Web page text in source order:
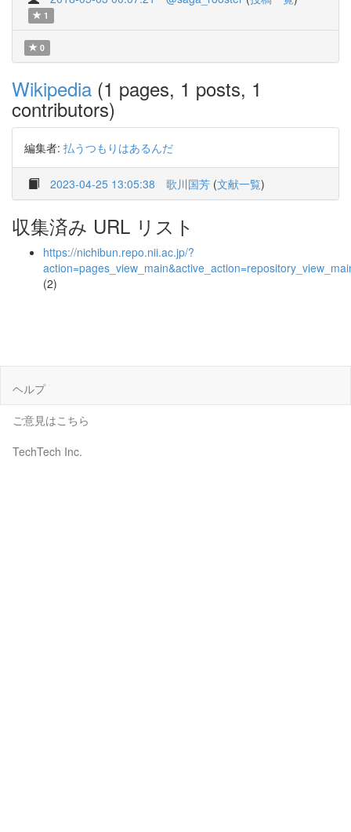
1
0
Wikipedia (1 pages, 1 posts, 1
contributors)
編集者: 払うつもりはあるんだ
2023-04-25 13:05:38 歌川国芳 (文献一覧)
収集済み URL リスト
https://nichibun.repo.nii.ac.jp/?
(2)
ヘルプ
ご意見はこちら
TechTech Inc.